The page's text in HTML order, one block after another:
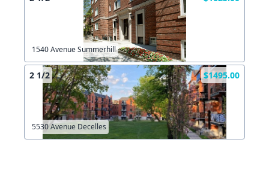
1540 Avenue Summerhill
2 1/2 $1495.00
5530 Avenue Decelles